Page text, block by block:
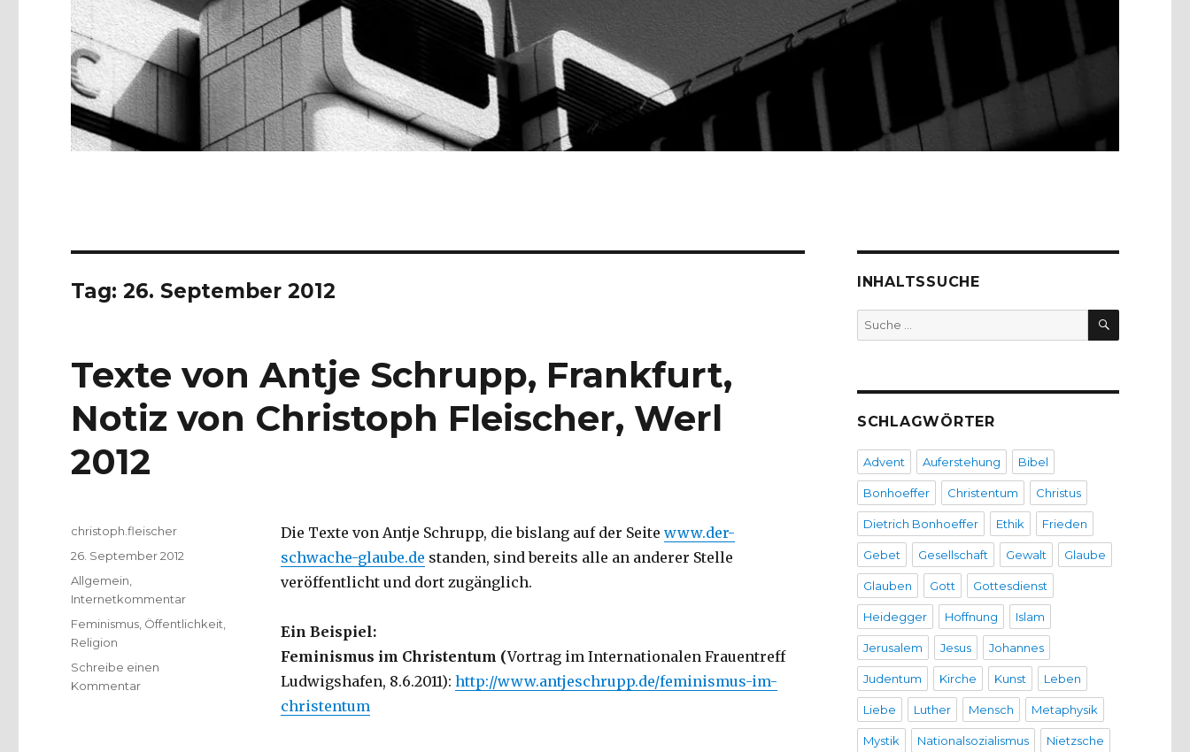
Tag:26. September 2012
Texte von Antje Schrupp, Frankfurt,
Notiz von Christoph Fleischer, Werl
2012
Die Texte von Antje Schrupp, die bislang auf der Seite www.der-
schwache-glaube.de standen, sind bereits alle an anderer Stelle
veröffentlicht und dort zugänglich.
Ein Beispiel:
Feminismus im Christentum (Vortrag im Internationalen Frauentreff
Ludwigshafen, 8.6.2011): http://www.antjeschrupp.de/feminismus-im-
christentum
Autor
christoph.fleischer
Veröffentlicht
am
26. September 2012
Kategorien
Allgemein
Internetkommentar
Schlagwörter
Feminismus Öffentlichkeit
Religion
Schreibe einen
Kommentarzu
INHALTSSUCHE
Suche
nach:
SUCHEN
SCHLAGWÖRTER
Advent Auferstehung Bibel
Bonhoeffer Christentum Christus
Dietrich Bonhoeffer Ethik Frieden
Gebet Gesellschaft Gewalt Glaube
Glauben Gott Gottesdienst
Heidegger Hoffnung Islam
Jerusalem Jesus Johannes
Judentum Kirche Kunst Leben
Liebe Luther Mensch Metaphysik
Mystik Nationalsozialismus Nietzsche